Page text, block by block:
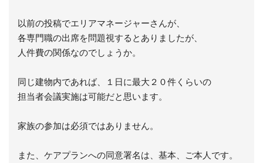
以前の投稿でエリアマネージャーさんが、
各専門職の出席を問題視するとありましたが、
人件費の関係なのでしょうか。
同じ建物内であれば、１日に最大２０件くらいの
担当者会議実施は可能だと思います。
家族の参加は必須ではありません。
また、ケアプランへの同意署名は、基本、ご本人です。